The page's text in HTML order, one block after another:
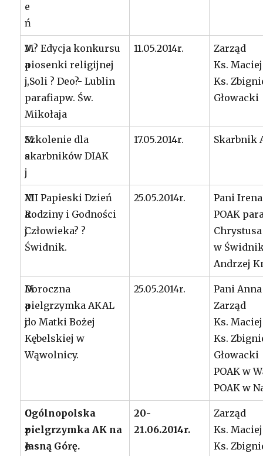
e
ń
M
a
j
V ? Edycja konkursu
piosenki religijnej
,,Soli ? Deo?- Lublin
parafiapw. Św.
Mikołaja
11.05.2014r.
Zarząd
Ks.
Ks.
Głowacki
M
a
j
Szkolenie dla
skarbników DIAK
17.05.2014r. Skarbnik
M
a
j
XII Papieski Dzień
Rodziny i Godności
Człowieka? ?
Świdnik.
25.05.2014r.
Pani
POAK
w
Andrzej
M
a
j
Doroczna
pielgrzymka AKAL
do Matki Bożej
Kębelskiej w
Wąwolnicy.
25.05.2014r.
Pani
Zarząd
Ks.
Ks.
Głowacki
POAK w
POAK w
C
z
e
Ogólnopolska
pielgrzymka AK na
Jasną Górę.
20-
21.06.2014r.
Zarząd
Ks.
Ks.